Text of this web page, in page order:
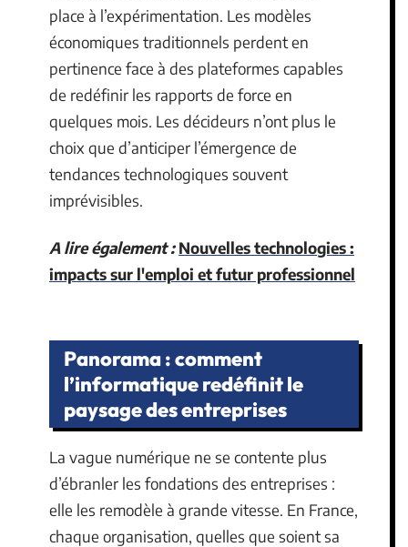
place à l’expérimentation. Les modèles
économiques traditionnels perdent en
pertinence face à des plateformes capables
de redéfinir les rapports de force en
quelques mois. Les décideurs n’ont plus le
choix que d’anticiper l’émergence de
tendances technologiques souvent
imprévisibles.
A lire également : Nouvelles technologies :
impacts sur l'emploi et futur professionnel
Panorama : comment
l’informatique redéfinit le
paysage des entreprises
La vague numérique ne se contente plus
d’ébranler les fondations des entreprises :
elle les remodèle à grande vitesse. En France,
chaque organisation, quelles que soient sa